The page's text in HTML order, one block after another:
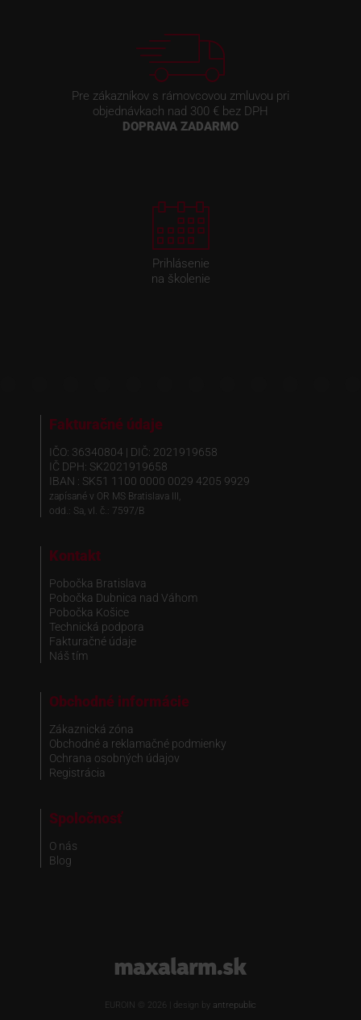
Pre zákazníkov s rámovcovou zmluvou pri
objednávkach nad 300 € bez DPH
DOPRAVA ZADARMO
Prihlásenie
na školenie
Fakturačné údaje
IČO: 36340804 | DIČ: 2021919658
IČ DPH: SK2021919658
IBAN : SK51 1100 0000 0029 4205 9929
zapísané v OR MS Bratislava III,
odd.: Sa, vl. č.: 7597/B
Kontakt
Pobočka Bratislava
Pobočka Dubnica nad Váhom
Pobočka Košice
Technická podpora
Fakturačné údaje
Náš tím
Obchodné informácie
Zákaznická zóna
Obchodné a reklamačné podmienky
Ochrana osobných údajov
Registrácia
Spoločnosť
O nás
Blog
www.maxalarm.sk
EUROIN © 2026 | design by antrepublic